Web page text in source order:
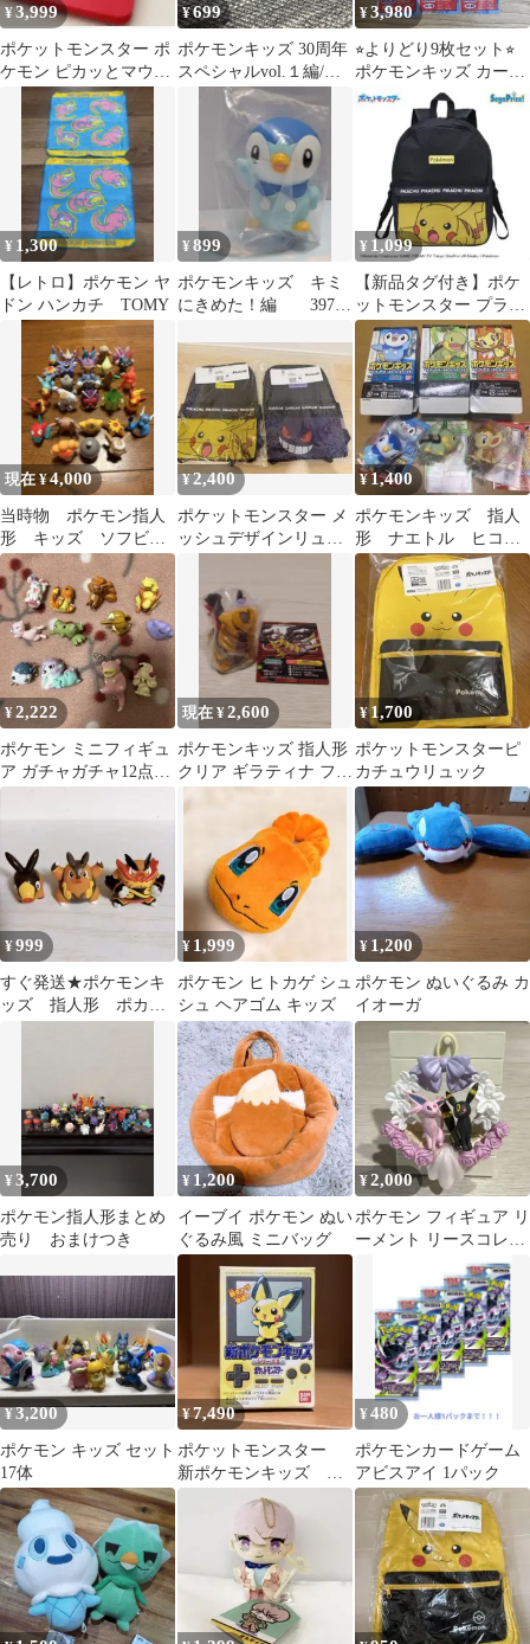
¥3,999
ポケットモンスター ポ
ケモン ピカッとマウス
でゲット 本体 動作
確認済み【美品】
¥699
ポケモンキッズ 30周年
スペシャルvol.１編/チ
コリータ
¥3,980
⭐︎よりどり9枚セット⭐︎
ポケモンキッズ カー
ド kidsカード
¥ 1,300
【レトロ】ポケモン ヤ
ドン ハンカチ TOMY
¥899
ポケモンキッズ キミ
にきめた！編 397
ィギュア
¥ 1,099
【新品タグ付き】ポケ
ットモンスター プラチ
ナムザッカメッシュリ
ュック ピカチュウ
現在 ¥4,000
当時物 ポケモン指人
形 キッズ ソフビ
指人形 セット
¥2,400
ポケットモンスター メ
ッシュデザインリュッ
¥1,400
ポケモンキッズ 指人
形 ナエトル ヒコザ
ル ポッチャマ 箱と
シール有り
¥2,222
ポケモン ミニフィギュ
ア ガチャガチャ12点セ
ット
現在 ¥2,600
ポケモンキッズ 指人形
クリア ギラティナ フィ
¥ 1,700
ポケットモンスターピ
カチュウリュック
¥999
すぐ発送★ポケモンキ
ッズ 指人形 ポカ
¥ 1,999
ポケモン ヒトカゲ シュ
シュ ヘアゴム キッズ
¥ 1,200
ポケモン ぬいぐるみ カ
イオーガ
¥3,700
ポケモン指人形まとめ
売り おまけつき
¥ 1,200
イーブイ ポケモン ぬい
ぐるみ風 ミニバッグ
¥2,000
ポケモン フィギュア リ
ーメント リースコレク
ション ブラッキー エー
¥3,200
ポケモン キッズ セット
17体
¥7,490
ポケットモンスター
新ポケモンキッズ シ
リーズII ピチュー
¥480
ポケモンカードゲーム
アビスアイ 1パック